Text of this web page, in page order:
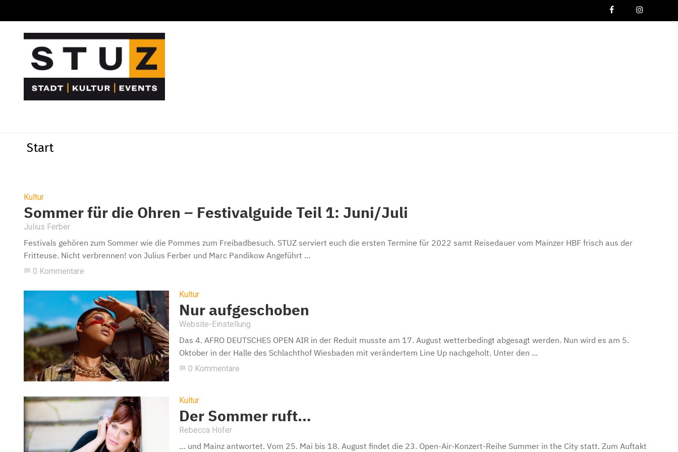
Start
Kultur
Sommer für die Ohren – Festivalguide Teil 1: Juni/Juli
Julius Ferber
Festivals gehören zum Sommer wie die Pommes zum Freibadbesuch. STUZ serviert euch die ersten Termine für 2022 samt Reisedauer vom Mainzer HBF frisch aus der
Fritteuse. Nicht verbrennen! von Julius Ferber und Marc Pandikow Angeführt ...
chat_bubble 0 Kommentare
Kultur
Nur aufgeschoben
Website-Einstellung
Das 4. AFRO DEUTSCHES OPEN AIR in der Reduit musste am 17. August wetterbedingt abgesagt werden. Nun wird es am 5.
Oktober in der Halle des Schlachthof Wiesbaden mit verändertem Line Up nachgeholt. Unter den ...
chat_bubble 0 Kommentare
Kultur
Der Sommer ruft…
Rebecca Höfer
… und Mainz antwortet. Vom 25. Mai bis 18. August findet die 23. Open-Air-Konzert-Reihe Summer in the City statt. Zum Auftakt